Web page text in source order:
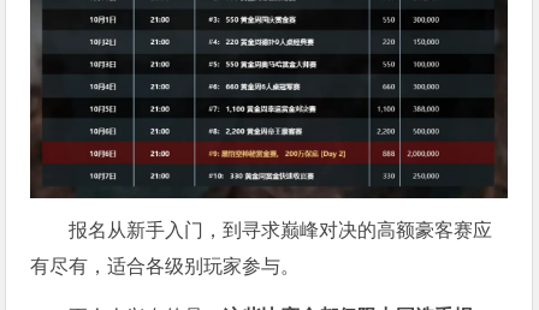
报名从新手入门，到寻求巅峰对决的高额豪客赛应
有尽有，适合各级别玩家参与。